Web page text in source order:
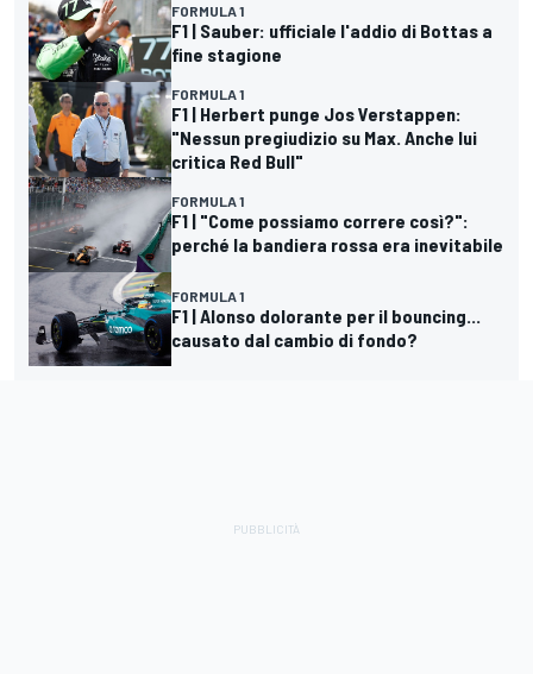
FORMULA 1
F1 | Sauber: ufficiale l'addio di Bottas a
fine stagione
FORMULA 1
F1 | Herbert punge Jos Verstappen:
"Nessun pregiudizio su Max. Anche lui
critica Red Bull"
FORMULA 1
F1 | "Come possiamo correre così?":
perché la bandiera rossa era inevitabile
FORMULA 1
F1 | Alonso dolorante per il bouncing...
causato dal cambio di fondo?